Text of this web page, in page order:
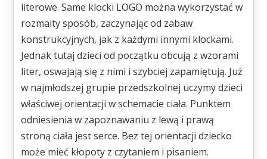
literowe. Same klocki LOGO można wykorzystać w
rozmaity sposób, zaczynając od zabaw
konstrukcyjnych, jak z każdymi innymi klockami.
Jednak tutaj dzieci od początku obcują z wzorami
liter, oswajają się z nimi i szybciej zapamiętują. Już
w najmłodszej grupie przedszkolnej uczymy dzieci
właściwej orientacji w schemacie ciała. Punktem
odniesienia w zapoznawaniu z lewą i prawą
stroną ciała jest serce. Bez tej orientacji dziecko
może mieć kłopoty z czytaniem i pisaniem.